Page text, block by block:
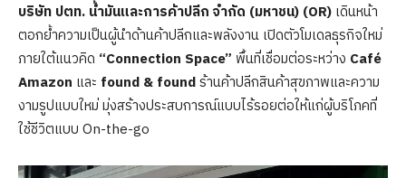
บริษัท ปตท. น้ำมันและการค้าปลีก จำกัด (มหาชน) (OR) เดินหน้า
ตอกย้ำความเป็นผู้นำด้านค้าปลีกและพลังงาน เปิดตัวโมเดลธุรกิจใหม่
ภายใต้แนวคิด “Connection Space” พื้นที่เชื่อมต่อระหว่าง Café
Amazon และ found & foundร้านค้าปลีกสินค้าสุขภาพและความ
งามรูปแบบใหม่ มุ่งสร้างประสบการณ์แบบไร้รอยต่อให้แก่ผู้บริโภคที่
ใช้ชีวิตแบบ On-the-go